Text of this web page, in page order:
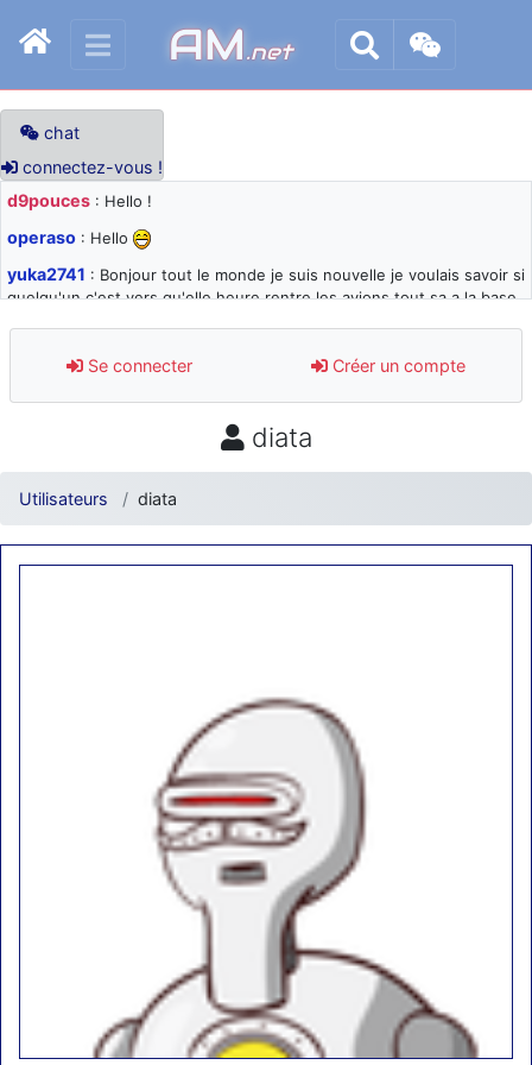
AM.net
chat
connectez-vous !
d9pouces : Hello !
operaso : Hello
yuka2741 : Bonjour tout le monde je suis nouvelle je voulais savoir si
quelqu'un c'est vers qu'elle heure rentre les avions tout sa a la base
d9pouces: désolé pour les quelques blocages du site ces derniers
jours : je teste des méthodes contre le spam et les bots trop nocifs
: Super, la nouvelle bannière
d9pouces
: je suis un avion@,._,+ > lesquels ? je ne suis pas sûr de
comprendre
d9pouces: ouakamois > si tu parles du sujet sur l'Armée de l'Air,
bien sûr que oui !
: Je me rattraperai à la Ferté samedi
: Malheureusement non un peu trop loin pour moi !
: Bonjour, certains parmis vous étaient-ils présent au
meeting de Lann Bihoué de 2026 ?
cachée dans les pins: Coucou et excellente année 2026 à tous et
: Bonne année et tous mes meilleurs voeux à tous pour
: je vous souhaite un bon réveillon pour cette nouvelle
: Merci D9pouces, à mon tour de souhaiter un Joyeux Noël
Se connecter Créer un compte
diata
Utilisateurs diata